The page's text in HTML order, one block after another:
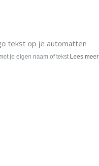
tekst op je automatten
je eigen naam of tekst Lees meer